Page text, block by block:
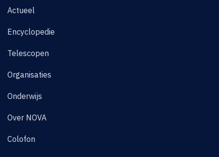
Actueel
Encyclopedie
Telescopen
Organisaties
Onderwijs
Over NOVA
Colofon